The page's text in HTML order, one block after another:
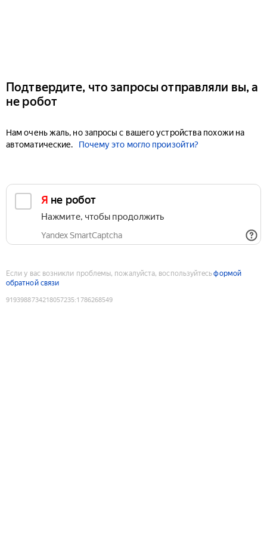
Подтвердите, что запросы отправляли вы, а
не робот
Нам очень жаль, но запросы с вашего устройства похожи на
автоматические.
Почему это могло произойти?
Я не робот
Нажмите, чтобы продолжить
Yandex SmartCaptcha
Если у вас возникли проблемы, пожалуйста, воспользуйтесьформой
обратной связи
9193988734218057235:1786268549